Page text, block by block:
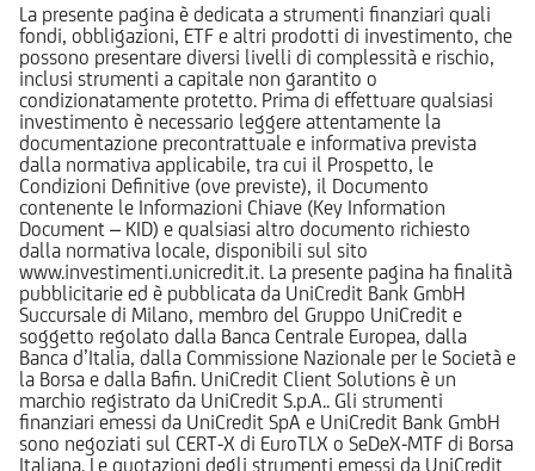
La presente pagina è dedicata a strumenti finanziari quali
fondi, obbligazioni, ETF e altri prodotti di investimento, che
possono presentare diversi livelli di complessità e rischio,
inclusi strumenti a capitale non garantito o
condizionatamente protetto. Prima di effettuare qualsiasi
investimento è necessario leggere attentamente la
documentazione precontrattuale e informativa prevista
dalla normativa applicabile, tra cui il Prospetto, le
Condizioni Definitive (ove previste), il Documento
contenente le Informazioni Chiave (Key Information
Document – KID) e qualsiasi altro documento richiesto
dalla normativa locale, disponibili sul sito
www.investimenti.unicredit.it. La presente pagina ha finalità
pubblicitarie ed è pubblicata da UniCredit Bank GmbH
Succursale di Milano, membro del Gruppo UniCredit e
soggetto regolato dalla Banca Centrale Europea, dalla
Banca d’Italia, dalla Commissione Nazionale per le Società e
la Borsa e dalla Bafin. UniCredit Client Solutions è un
marchio registrato da UniCredit S.p.A.. Gli strumenti
finanziari emessi da UniCredit SpA e UniCredit Bank GmbH
sono negoziati sul CERT-X di EuroTLX o SeDeX-MTF di Borsa
Italiana. Le quotazioni degli strumenti emessi da UniCredit